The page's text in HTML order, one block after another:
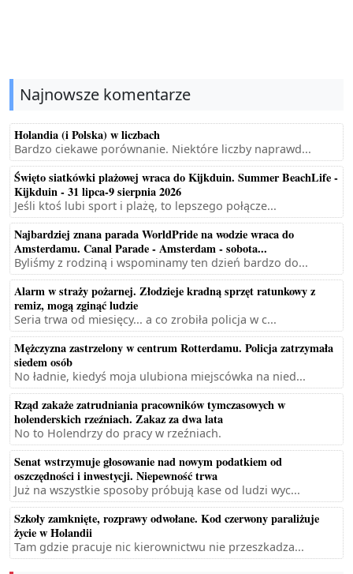
Najnowsze komentarze
Holandia (i Polska) w liczbach
Bardzo ciekawe porównanie. Niektóre liczby naprawd...
Święto siatkówki plażowej wraca do Kijkduin. Summer BeachLife -
Kijkduin - 31 lipca-9 sierpnia 2026
Jeśli ktoś lubi sport i plażę, to lepszego połącze...
Najbardziej znana parada WorldPride na wodzie wraca do
Amsterdamu. Canal Parade - Amsterdam - sobota...
Byliśmy z rodziną i wspominamy ten dzień bardzo do...
Alarm w straży pożarnej. Złodzieje kradną sprzęt ratunkowy z
remiz, mogą zginąć ludzie
Seria trwa od miesięcy... a co zrobiła policja w c...
Mężczyzna zastrzelony w centrum Rotterdamu. Policja zatrzymała
siedem osób
No ładnie, kiedyś moja ulubiona miejscówka na nied...
Rząd zakaże zatrudniania pracowników tymczasowych w
holenderskich rzeźniach. Zakaz za dwa lata
No to Holendrzy do pracy w rzeźniach.
Senat wstrzymuje głosowanie nad nowym podatkiem od
oszczędności i inwestycji. Niepewność trwa
Już na wszystkie sposoby próbują kase od ludzi wyc...
Szkoły zamknięte, rozprawy odwołane. Kod czerwony paraliżuje
życie w Holandii
Tam gdzie pracuje nic kierownictwu nie przeszkadza...